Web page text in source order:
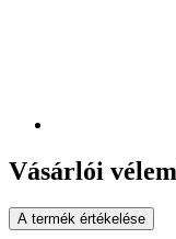
Vásárlói
A termék értékelése